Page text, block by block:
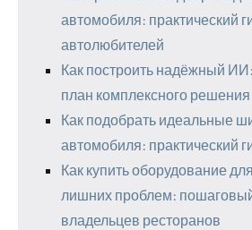
автомобиля: практический
автолюбителей
Как построить надёжный
план комплексного решения
Как подобрать идеальные
автомобиля: практический
Как купить оборудование
лишних проблем:
владельцев ресторанов